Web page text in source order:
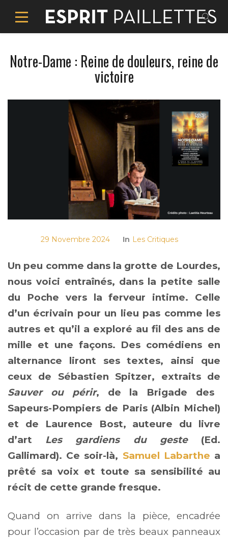
Notre-Dame : Reine de douleurs, reine de
victoire
29 Novembre 2024 In Les Critiques
Un peu comme dans la grotte de Lourdes,
nous voici entraînés, dans la petite salle
du Poche vers la ferveur intime. Celle
d’un écrivain pour un lieu pas comme les
autres et qu’il a exploré au fil des ans de
mille et une façons. Des comédiens en
alternance liront ses textes, ainsi que
ceux de Sébastien Spitzer, extraits de
Sauver ou périr, de la Brigade des
Sapeurs-Pompiers de Paris (Albin Michel)
et de Laurence Bost, auteure du livre
d’art Les gardiens du geste(Ed.
Gallimard). Ce soir-là, Samuel Labarthe a
prêté sa voix et toute sa sensibilité au
récit de cette grande fresque.
Quand on arrive dans la pièce, encadrée
pour l’occasion par de très beaux panneaux